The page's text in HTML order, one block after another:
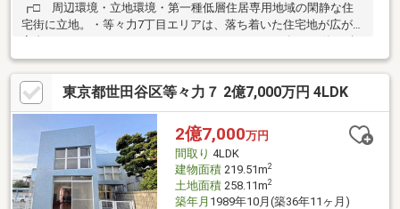
┏□ 周辺環境・立地環境・第一種低層住居専用地域の閑静な住
宅街に立地。・等々力7丁目エリアは、落ち着いた住宅地が広がる
水ハウス施工の注文住宅・1階洋室は間仕切りを入れることで2部
屋でのご利用もいただけます・2階リビングのため広々した空間か
つ南向きのため明るさが取れております・納戸6.5畳には約2畳ほ
どのWICがございます・浴室は1820タイプかつ窓も付いており
広々しております・玄関収納や階段下収納、2階収納スペースがあ
るため収納充実・カウンターキッチンのため開放感がありリビン
グダイニングを見渡せます
東京都世田谷区等々力７ 2億7,000万円 4LDK
2億7,000万円
間取り 4LDK
建物面積219.51m2
土地面積258.11m2
築年月 1989年10月(築36年11ヶ月)